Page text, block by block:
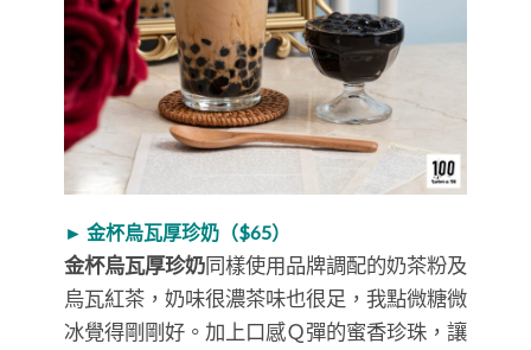
► 金杯烏瓦厚珍奶（$65）
金杯烏瓦厚珍奶同樣使用品牌調配的奶茶粉及
烏瓦紅茶，奶味很濃茶味也很足，我點微糖微
冰覺得剛剛好。加上口感Ｑ彈的蜜香珍珠，讓